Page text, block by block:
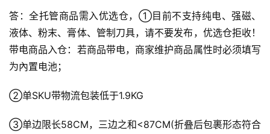
答：全托管商品需入优选仓，①目前不支持纯电、强磁、
液体、粉末、膏体、管制刀具，请不要发布，优选仓拒收！
带电商品入仓：若商品带电，商家维护商品属性时必须填写
为內置电池；
②单SKU带物流包装低于1.9KG
③单边限长58CM，三边之和<87CM(折叠后包裹形态符合